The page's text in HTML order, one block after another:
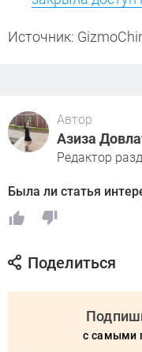
Источник:
Автор
Азиза
Редактор
Была ли статья
Поделиться
с самыми